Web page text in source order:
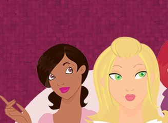
.